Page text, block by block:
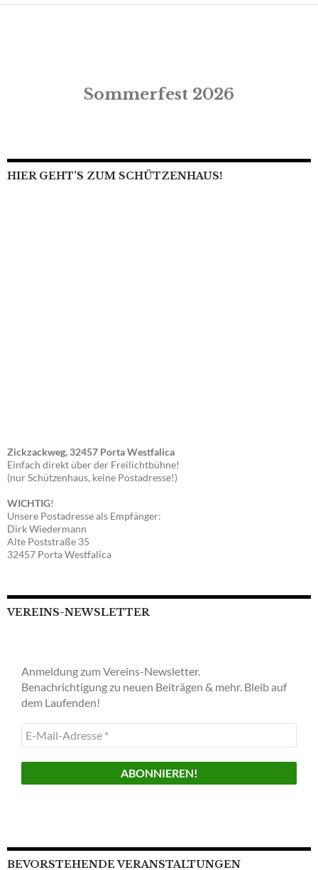
Sommerfest 2026
HIER GEHT’S ZUM SCHÜTZENHAUS!
Zickzackweg, 32457 Porta Westfalica
Einfach direkt über der Freilichtbühne!
(nur Schützenhaus, keine Postadresse!)
WICHTIG!
Unsere Postadresse als Empfänger:
Dirk Wiedermann
Alte Poststraße 35
32457 Porta Westfalica
VEREINS-NEWSLETTER
Anmeldung zum Vereins-Newsletter.
Benachrichtigung zu neuen Beiträgen & mehr. Bleib auf
dem Laufenden!
E-
Mail-
Adresse
BEVORSTEHENDE VERANSTALTUNGEN